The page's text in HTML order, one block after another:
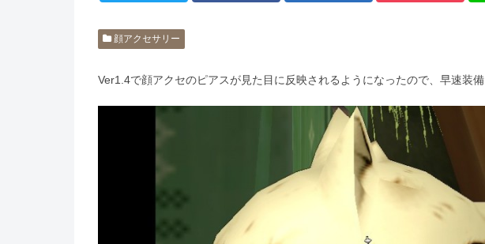
顔アクセサリー
Ver1.4で顔アクセのピアスが見た目に反映されるようになったので、早速装備